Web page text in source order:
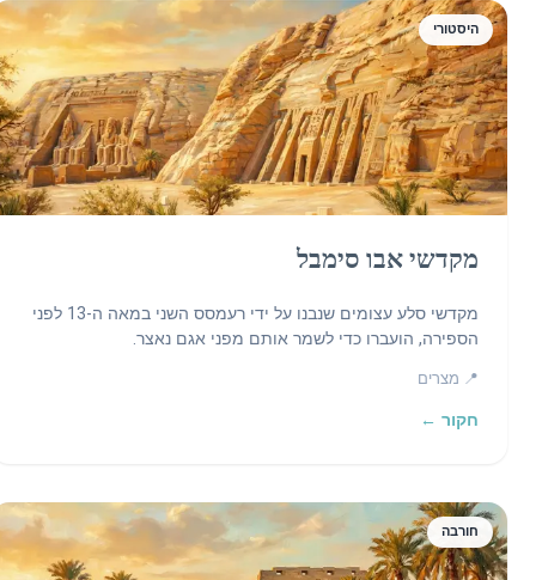
היסטורי
מקדשי אבו סימבל
מקדשי סלע עצומים שנבנו על ידי רעמסס השני במאה ה-13 לפני
הספירה, הועברו כדי לשמר אותם מפני אגם נאצר.
📍 מצרים
חקור ←
חורבה